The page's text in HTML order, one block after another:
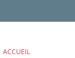
ACCUEIL